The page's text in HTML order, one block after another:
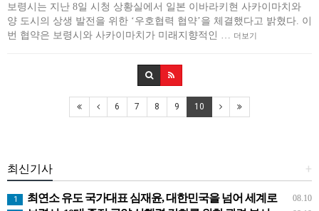
보령시는 지난 8일 시청 상황실에서 일본 이바라키현 사카이마치와
양 도시의 상생 발전을 위한 ‘우호협력 협약’을 체결했다고 밝혔다. 이
번 협약은 보령시와 사카이마치가 미래지향적인 …
더보기
6 7 8 9 10
+
최신기사
08.10
1 최연소 유도 국가대표 심재윤, 대한민국을 넘어 세계로